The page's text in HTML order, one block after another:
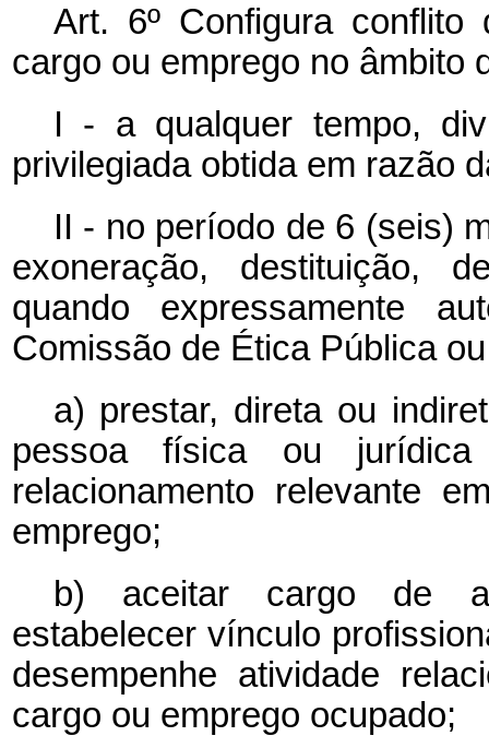
Art. 6º Configura
cargo ou emprego no âmbito
I - a qualquer tempo,
privilegiada obtida em razão
II - no período de 6 (seis)
exoneração, destituição,
quando expressamente
Comissão de Ética Pública
a) prestar, direta ou
pessoa física ou
relacionamento relevante
emprego;
b) aceitar cargo de
estabelecer vínculo
desempenhe atividade
cargo ou emprego ocupado;